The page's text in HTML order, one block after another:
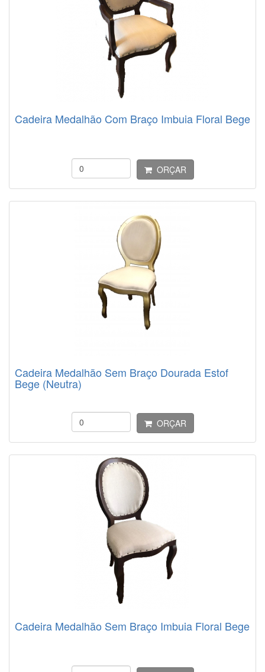
Cadeira Medalhão Com Braço Imbuia Floral Bege
ORÇAR
Cadeira Medalhão Sem Braço Dourada Estof
Bege (Neutra)
ORÇAR
Cadeira Medalhão Sem Braço Imbuia Floral Bege